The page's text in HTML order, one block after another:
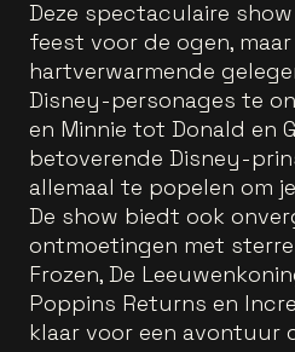
Deze spectaculaire
feest voor de ogen,
hartverwarmende
Disney-personages te
en Minnie tot Donald en
betoverende Disney-
allemaal te popelen om
De show biedt ook
ontmoetingen met
Frozen, De
Poppins Returns en
klaar voor een avontuur